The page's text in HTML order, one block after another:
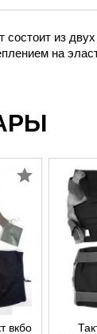
из
на
вкбо